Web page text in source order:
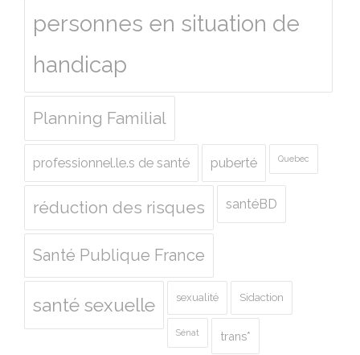
personnes en situation de
handicap
Planning Familial
professionnel.le.s de santé puberté Quebec
réduction des risques santéBD
Santé Publique France
santé sexuelle sexualité Sidaction
Sénat trans*